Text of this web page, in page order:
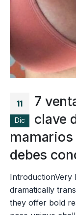
11
Dic
7
clave
debes
IntroductionVery
dramatically
they offer bold